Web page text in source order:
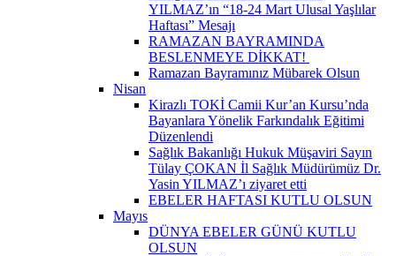
YILMAZ’ın “18-24 Mart Ulusal Yaşlılar
Haftası” Mesajı
RAMAZAN BAYRAMINDA
BESLENMEYE DİKKAT! ​
Ramazan Bayramınız Mübarek Olsun
Nisan
Kirazlı TOKİ Camii Kur’an Kursu’nda
Bayanlara Yönelik Farkındalık Eğitimi
Düzenlendi
Sağlık Bakanlığı Hukuk Müşaviri Sayın
Tülay ÇOKAN İl Sağlık Müdürümüz Dr.
Yasin YILMAZ’ı ziyaret etti
EBELER HAFTASI KUTLU OLSUN
Mayıs
DÜNYA EBELER GÜNÜ KUTLU
OLSUN